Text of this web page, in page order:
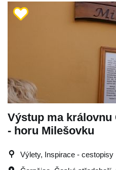
Výstup ma
- horu Milešovku
Výlety, Inspirace - cestopisy